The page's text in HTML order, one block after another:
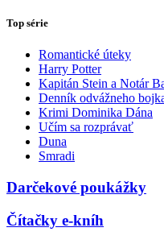
Top série
Romantické úteky
Harry Potter
Kapitán Stein a Notár
Denník odvážneho
Krimi Dominika Dána
Učím sa rozprávať
Duna
Smradi
Darčekové poukážky
Čítačky e-kníh